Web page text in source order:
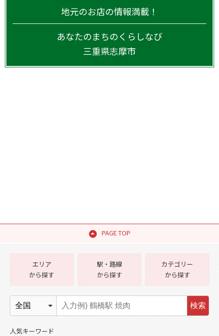
地元のお店の情報満載！
あなたのまちのくらしなび
三重県志摩市
PAGE TOP
エリア
から探す
駅・路線
から探す
カテゴリー
から探す
検索
人気キーワード